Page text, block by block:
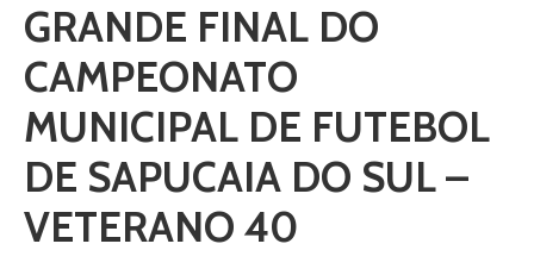
GRANDE FINAL DO
CAMPEONATO
MUNICIPAL DE FUTEBOL
DE SAPUCAIA DO SUL –
VETERANO 40